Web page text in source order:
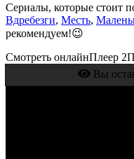
Сериалы, которые стоит
Вдребезги, Месть,
рекомендуем!😉
Смотреть онлайнПлеер 2
Вы